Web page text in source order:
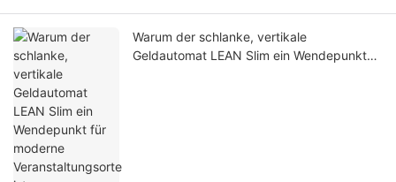
Warum der schlanke, vertikale
Geldautomat LEAN Slim ein Wendepunkt